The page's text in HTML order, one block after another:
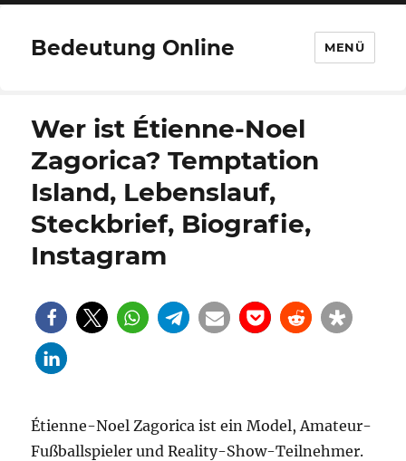
Bedeutung Online MENÜ
Wer ist Étienne-Noel
Zagorica? Temptation
Island, Lebenslauf,
Steckbrief, Biografie,
Instagram
Étienne-Noel Zagorica ist ein Model, Amateur-
Fußballspieler und Reality-Show-Teilnehmer.